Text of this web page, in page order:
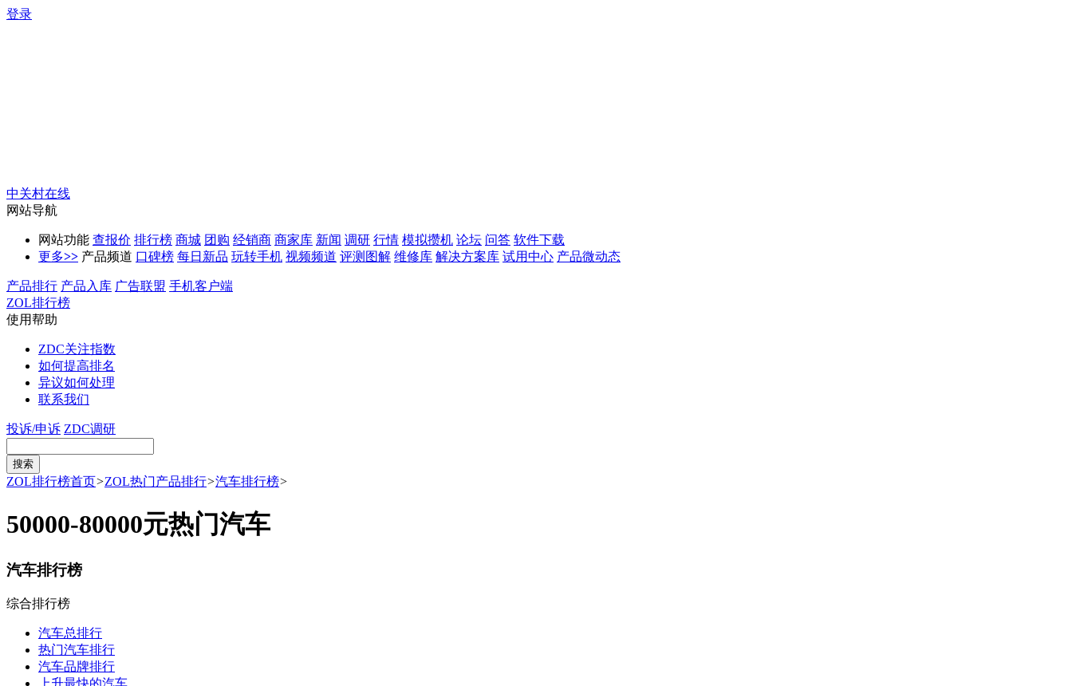
登录
中关村在线
网站导航
网站功能 查报价 排行榜 商城 团购 经销商 商家库 新闻 调研 行情 模拟攒机 论坛 问答 软件下载
更多>> 产品频道 口碑榜 每日新品 玩转手机 视频频道 评测图解 维修库 解决方案库 试用中心 产品微动态
产品排行 产品入库 广告联盟 手机客户端
ZOL排行榜
使用帮助
ZDC关注指数
如何提高排名
异议如何处理
联系我们
投诉/申诉 ZDC调研
ZOL排行榜首页>ZOL热门产品排行>汽车排行榜>
50000-80000元热门汽车
汽车排行榜
综合排行榜
汽车总排行
热门汽车排行
汽车品牌排行
上升最快的汽车